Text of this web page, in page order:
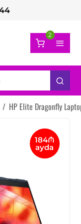
2
/ HP Elite Dragonfly
184₼
ayda